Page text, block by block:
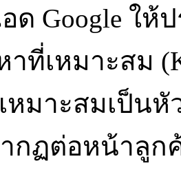
ด Google ให้
ที่เหมาะสม
หมาะสมเป็น
กฏต่อหน้าลูก